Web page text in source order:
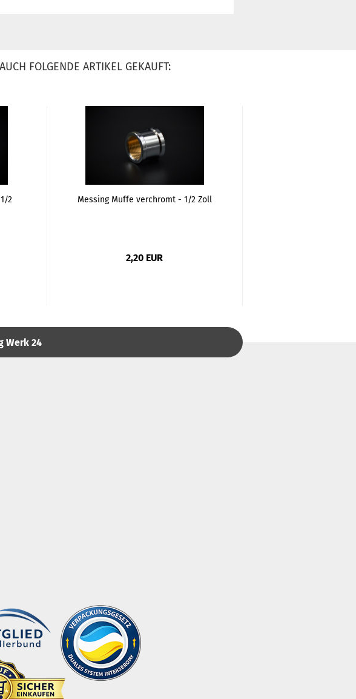
FOLGENDE ARTIKEL GEKAUFT:
2
Messing Muffe verchromt - 1/2 Zoll
2,20 EUR
Werk 24